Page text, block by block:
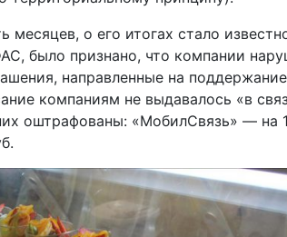
месяцев, о его итогах стало
было признано, что компании
направленные на
компаниям не выдавалось «в
оштрафованы: «Мобил­Связь» — на